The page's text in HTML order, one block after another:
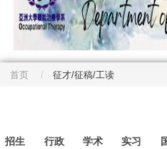
首页 征才/征稿/工读
招生 行政 学术 实习